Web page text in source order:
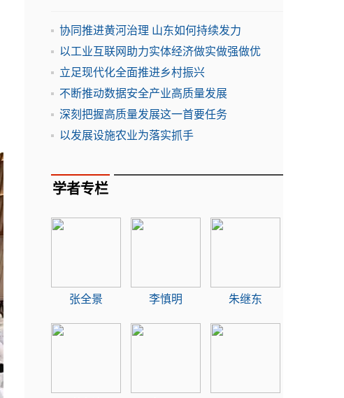
协同推进黄河治理 山东如何持续发力
以工业互联网助力实体经济做实做强做优
立足现代化全面推进乡村振兴
不断推动数据安全产业高质量发展
深刻把握高质量发展这一首要任务
以发展设施农业为落实抓手
学者专栏
张全景 李慎明 朱继东